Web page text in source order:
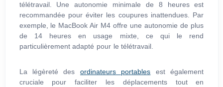
télétravail. Une autonomie minimale de 8 heures est
recommandée pour éviter les coupures inattendues. Par
exemple, le MacBook Air M4 offre une autonomie de plus
de 14 heures en usage mixte, ce qui le rend
particulièrement adapté pour le télétravail.
La légèreté des ordinateurs portables est également
cruciale pour faciliter les déplacements tout en